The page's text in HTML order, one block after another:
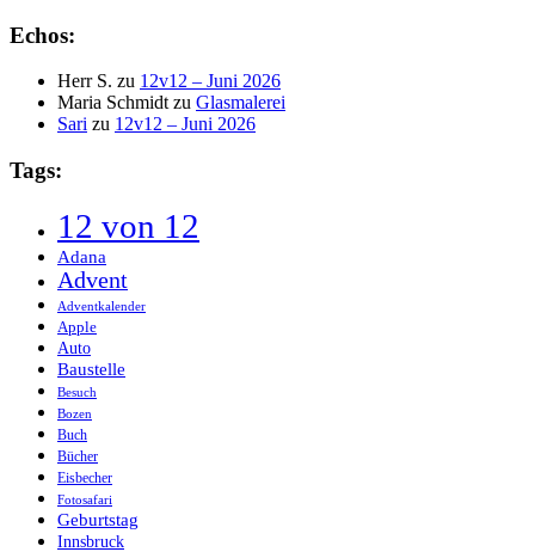
Echos:
Herr S. zu 12v12 – Juni 2026
Maria Schmidtzu Glasmalerei
Sari zu 12v12 – Juni 2026
Tags:
12 von 12
Adana
Advent
Adventkalender
Apple
Auto
Baustelle
Besuch
Bozen
Buch
Bücher
Eisbecher
Fotosafari
Geburtstag
Innsbruck